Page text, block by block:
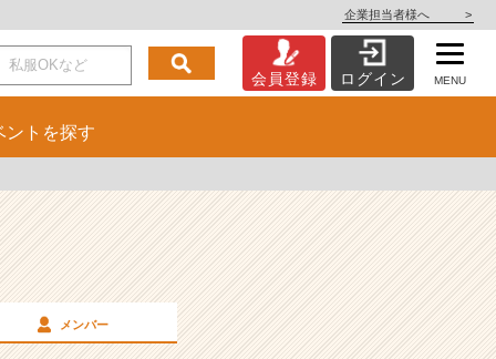
企業担当者様へ >
会員登録 ログイン MENU
ント を探す
メンバー